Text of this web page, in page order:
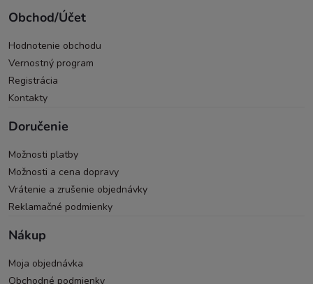
Obchod/Účet
Hodnotenie obchodu
Vernostný program
Registrácia
Kontakty
Doručenie
Možnosti platby
Možnosti a cena dopravy
Vrátenie a zrušenie objednávky
Reklamačné podmienky
Nákup
Moja objednávka
Obchodné podmienky